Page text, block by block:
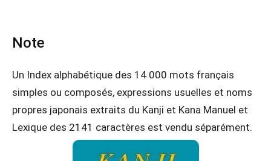
Note
Un Index alphabétique des 14 000 mots français
simples ou composés, expressions usuelles et noms
propres japonais extraits du Kanji et Kana Manuel et
Lexique des 2141 caractères est vendu séparément.